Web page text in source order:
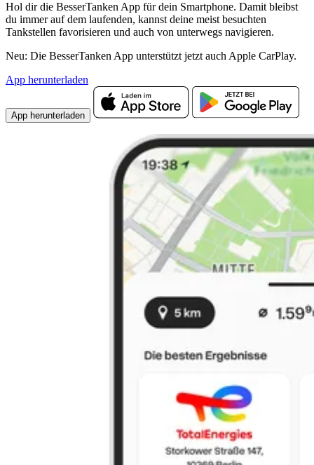
Hol dir die BesserTanken App für dein Smartphone. Damit bleibst
du immer auf dem laufenden, kannst deine meist besuchten
Tankstellen favorisieren und auch von unterwegs navigieren.
Neu: Die BesserTanken App unterstützt jetzt auch Apple CarPlay.
App herunterladen
App herunterladen